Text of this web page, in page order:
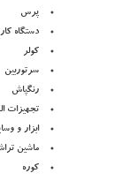
پرس
دستگاه
کولر
سرتوربین
رنگپاش
تجهیزات
ابزار و
ماشین
کوره